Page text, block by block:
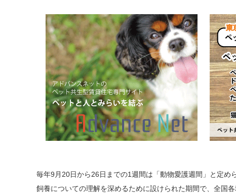
毎年9月20日から26日までの1週間は「動物愛護週間」と定め
飼養についての理解を深めるために設けられた期間で、全国